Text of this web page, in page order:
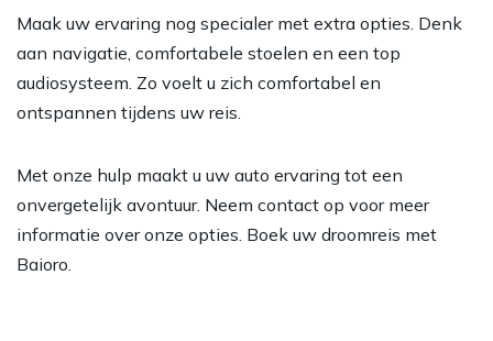
Maak uw ervaring nog specialer met extra opties. Denk
aan navigatie, comfortabele stoelen en een top
audiosysteem. Zo voelt u zich comfortabel en
ontspannen tijdens uw reis.
Met onze hulp maakt u uw auto ervaring tot een
onvergetelijk avontuur. Neem contact op voor meer
informatie over onze opties. Boek uw droomreis met
Baioro.